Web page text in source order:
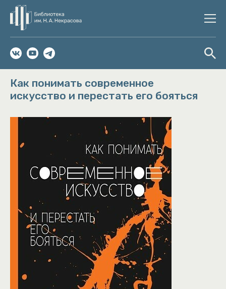
Как понимать современное
искусство и перестать его бояться